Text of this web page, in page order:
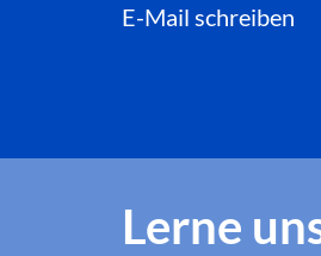
E-Mail schreiben
Lerne